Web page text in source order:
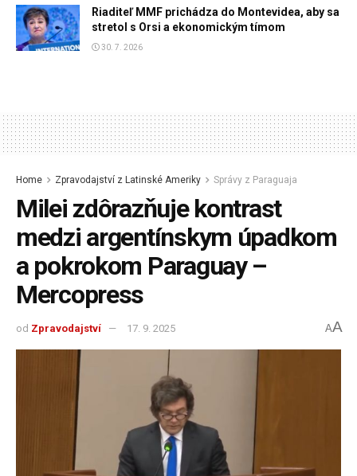
Riaditeľ MMF prichádza do Montevidea, aby sa
stretol s Orsi a ekonomickým tímom
30. 7. 2026
Home Zpravodajství z Latinské Ameriky Správy z Paraguaja
Milei zdôrazňuje kontrast
medzi argentínskym úpadkom
a pokrokom Paraguay –
Mercopress
od Zpravodajství 17. 9. 2025 AA